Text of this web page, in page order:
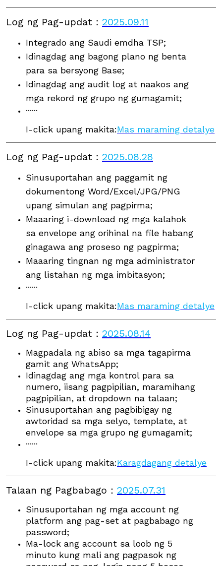
Log ng Pag-updat ： 2025.09.11
Integrado ang Saudi emdha TSP;
Idinagdag ang bagong plano ng benta
para sa bersyong Base;
Idinagdag ang audit log at naakos ang
mga rekord ng grupo ng gumagamit;
······
I-click upang makita:Mas maraming detalye
Log ng Pag-updat ： 2025.08.28
Sinusuportahan ang paggamit ng
dokumentong Word/Excel/JPG/PNG
upang simulan ang pagpirma;
Maaaring i-download ng mga kalahok
sa envelope ang orihinal na file habang
ginagawa ang proseso ng pagpirma;
Maaaring tingnan ng mga administrator
ang listahan ng mga imbitasyon;
······
I-click upang makita:Mas maraming detalye
Log ng Pag-updat ： 2025.08.14
Magpadala ng abiso sa mga tagapirma
gamit ang WhatsApp;
Idinagdag ang mga kontrol para sa
numero, iisang pagpipilian, maramihang
pagpipilian, at dropdown na talaan;
Sinusuportahan ang pagbibigay ng
awtoridad sa mga selyo, template, at
envelope sa mga grupo ng gumagamit;
······
I-click upang makita:Karagdagang detalye
Talaan ng Pagbabago ： 2025.07.31
Sinusuportahan ng mga account ng
platform ang pag-set at pagbabago ng
password;
Ma-lock ang account sa loob ng 5
minuto kung mali ang pagpasok ng